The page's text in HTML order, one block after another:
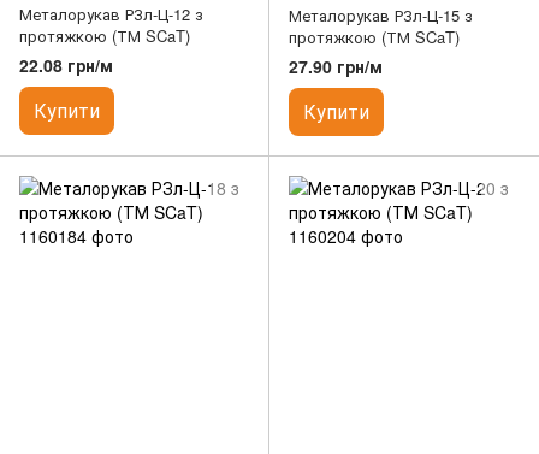
Металорукав РЗл-Ц-12 з
протяжкою (ТМ SCaT)
22.08 грн/м
Купити
Металорукав РЗл-Ц-15 з
протяжкою (ТМ SCaT)
27.90 грн/м
Купити